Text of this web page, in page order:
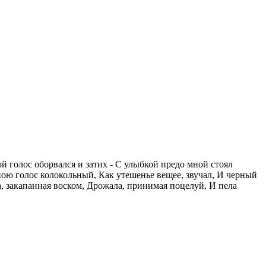
оборвался и затих - С улыбкой предо мной стоял
голос колокольный, Как утешенье вещее, звучал, И черный
закапанная воском, Дрожала, принимая поцелуй, И пела